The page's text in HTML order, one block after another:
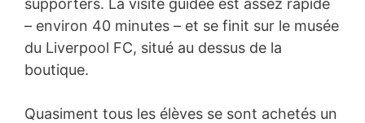
supporters. La visite guidée est assez rapide
– environ 40 minutes – et se finit sur le musée
du Liverpool FC, situé au dessus de la
boutique.
Quasiment tous les élèves se sont achetés un